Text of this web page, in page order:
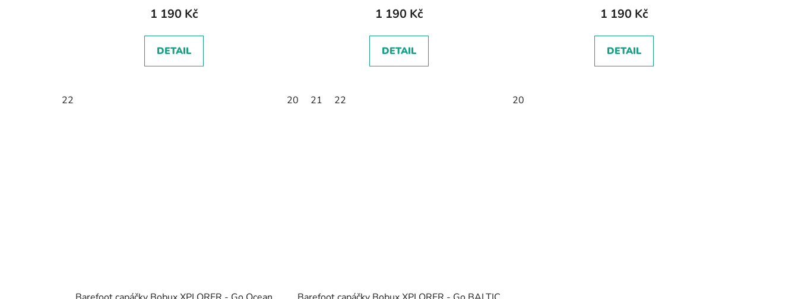
1 190 Kč
DETAIL
22
1 190 Kč
DETAIL
20 21 22
1 190 Kč
DETAIL
20